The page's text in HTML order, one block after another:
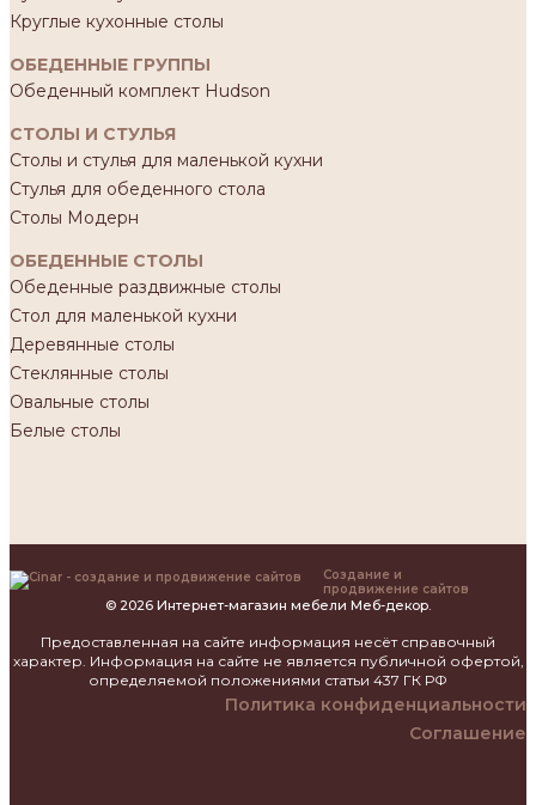
Круглые кухонные столы
ОБЕДЕННЫЕ ГРУППЫ
Обеденный комплект Hudson
СТОЛЫ И СТУЛЬЯ
Столы и стулья для маленькой кухни
Стулья для обеденного стола
Столы Модерн
ОБЕДЕННЫЕ СТОЛЫ
Обеденные раздвижные столы
Стол для маленькой кухни
Деревянные столы
Стеклянные столы
Овальные столы
Белые столы
Создание и
продвижение сайтов
© 2026 Интернет-магазин мебели Меб-декор.
Предоставленная на сайте информация несёт справочный
характер. Информация на сайте не является публичной офертой,
определяемой положениями статьи 437 ГК РФ
Политика конфиденциальности
Соглашение